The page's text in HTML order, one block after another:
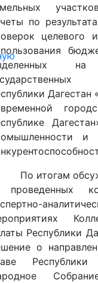
по
целевого
на
и
итогам
Республики
о